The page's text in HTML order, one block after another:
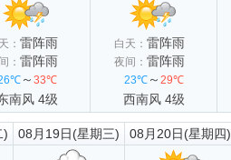
： 雷阵雨
： 雷阵雨
～ 33℃
南风 4级
白天： 雷阵雨
夜间： 雷阵雨
23℃～ 29℃
西南风 4级
) 08月19日(星期三) 08月20日(星期四)